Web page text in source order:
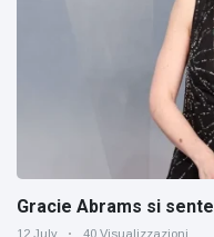
Gracie Abrams si
12 July 40 Visualizzazioni